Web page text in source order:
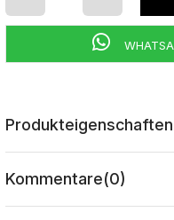
Produkteigenschaften
Kommentare(0)